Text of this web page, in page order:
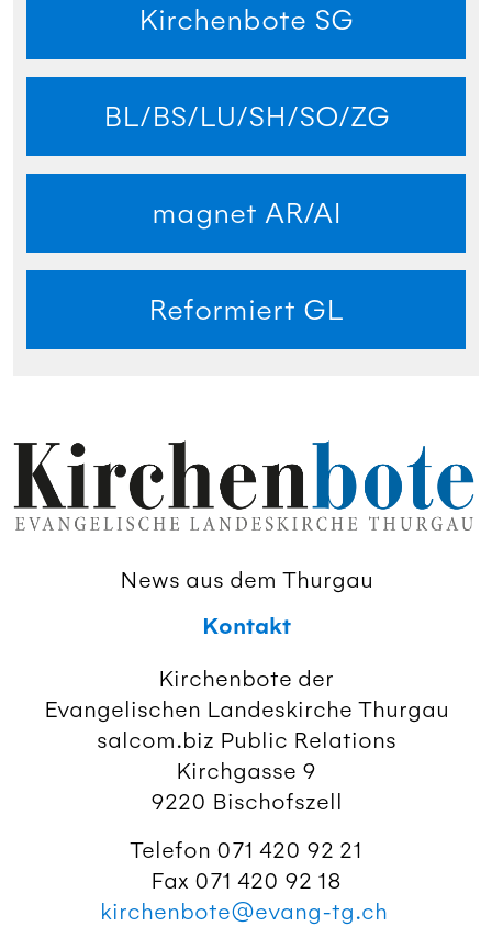
Kirchenbote SG
BL/BS/LU/SH/SO/ZG
magnet AR/AI
Reformiert GL
News aus dem Thurgau
Kontakt
Kirchenbote der
Evangelischen Landeskirche Thurgau
salcom.biz Public Relations
Kirchgasse 9
9220 Bischofszell
Telefon 071 420 92 21
Fax 071 420 92 18
kirchenbote@evang-tg.ch